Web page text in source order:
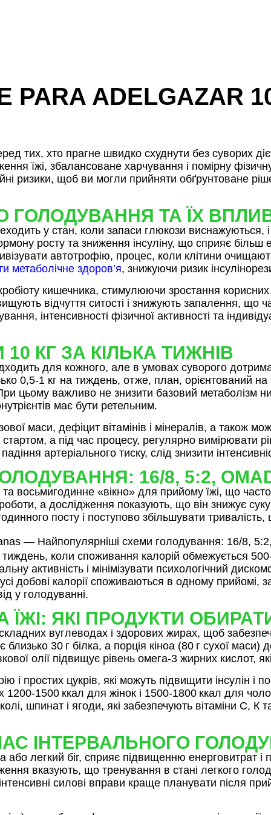
PARA ADELGAZAR
тих, хто прагне швидко схуднути без суворих
їжі, збалансоване харчування і помірну
ризики, щоб ви могли прийняти обґрунтоване
ГОЛОДУВАННЯ ТА ЇХ
у стан, коли запаси глюкози
росту та зниження інсуліну, що сприяє
автотрофію, процес, коли клітини
метаболічне здоров’я, знижуючи ризик
кишечника, стимулюючи зростання корисних
відчуття ситості і знижують запалення, що
інтенсивності фізичної активності та
КГ ЗА КІЛЬКА ТИЖНІВ
для кожного, але в умовах суворого
0,5‑1 кг на тиждень, отже, план, орієнтований
цьому важливо не знизити базовий метаболізм
має бути ретельним.
маси, дефіцит вітамінів і мінералів, а також
а під час процесу, регулярно вимірювати
артеріального тиску, слід знизити
16/8, 5:2,
восьмигодинне «вікно» для прийому їжі, що
а дослідження показують, що він знижує
посту і поступово збільшувати
коли споживання калорій обмежується
активність і мінімізувати психологічний
добові калорії споживаються в одному прийомі,
у голодуванні.
ЯКІ ПРОДУКТИ
вуглеводах і здорових жирах, щоб
30 г білка, а порція кіноа (80 г сухої
олії підвищує рівень омега‑3 жирних кислот,
і простих цукрів, які можуть підвищити інсулін
ккал для жінок і 1500‑1800 ккал для
шпинат і ягоди, які забезпечують вітаміни С, К
ІНТЕРВАЛЬНОГО
або легкий біг, сприяє підвищенню енерговитрат
вказують, що тренування в стані легкого
силові вправи краще планувати після